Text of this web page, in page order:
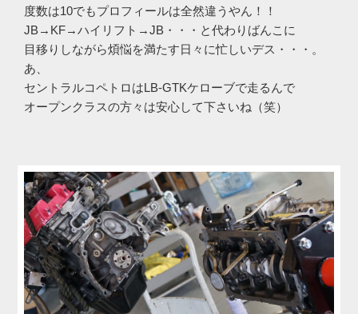
度数は10でもプロフィールは全然違うやん！！
JB→KF→ハイリフト→JB・・・と代わりばんこに
目移りしながら煩悩を満たす日々に忙しいデス・・・。
あ、
セントラルコペトロはLB-GTKケローブで走るんで
オープンクラスの方々は安心して下さいね（笑）